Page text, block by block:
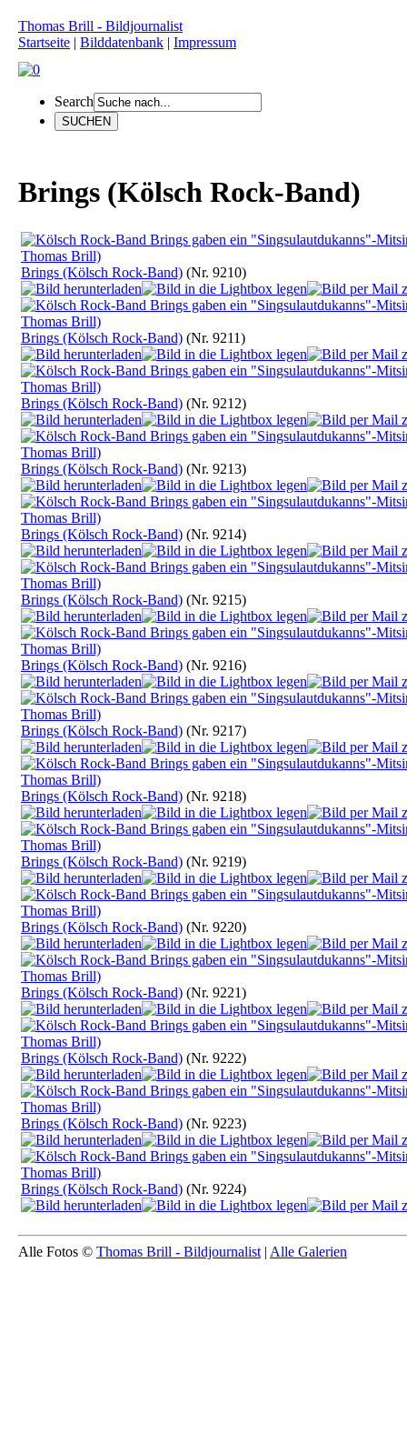
Thomas Brill - Bildjournalist
Startseite | Bilddatenbank | Impressum
Search
Brings (Kölsch Rock-Band)
Brings (Kölsch Rock-Band) (Nr. 9210)
Brings (Kölsch Rock-Band) (Nr. 9211)
Brings (Kölsch Rock-Band) (Nr. 9212)
Brings (Kölsch Rock-Band) (Nr. 9213)
Brings (Kölsch Rock-Band) (Nr. 9214)
Brings (Kölsch Rock-Band) (Nr. 9215)
Brings (Kölsch Rock-Band) (Nr. 9216)
Brings (Kölsch Rock-Band) (Nr. 9217)
Brings (Kölsch Rock-Band) (Nr. 9218)
Brings (Kölsch Rock-Band) (Nr. 9219)
Brings (Kölsch Rock-Band) (Nr. 9220)
Brings (Kölsch Rock-Band) (Nr. 9221)
Brings (Kölsch Rock-Band) (Nr. 9222)
Brings (Kölsch Rock-Band) (Nr. 9223)
Brings (Kölsch Rock-Band) (Nr. 9224)
Alle Fotos © Thomas Brill - Bildjournalist | Alle Galerien